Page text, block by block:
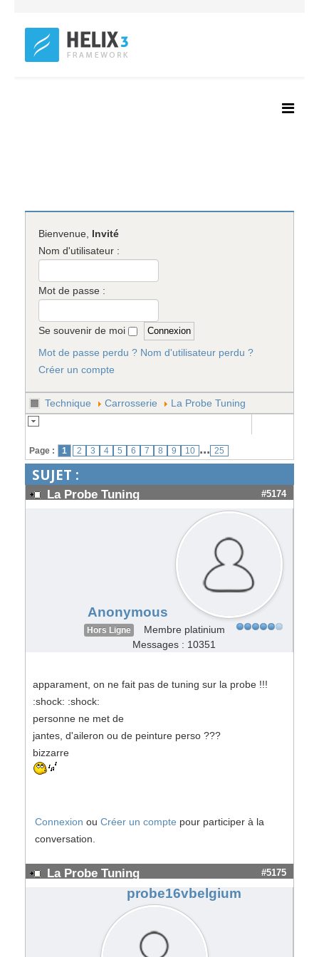
Bienvenue, Invité
Nom d'utilisateur :
Mot de passe :
Se souvenir de moi
Mot de passe perdu ? Nom d'utilisateur perdu ?
Créer un compte
Technique Carrosserie La Probe Tuning
Page : 1 2 3 4 5 6 7 8 9 10 ... 25
SUJET :
La Probe Tuning #5174
Anonymous
Hors Ligne
Membre platinium
Messages : 10351
apparament, on ne fait pas de tuning sur la probe !!!
:shock: :shock:
personne ne met de
jantes, d'aileron ou de peinture perso ???
bizzarre
Connexion ou Créer un compte pour participer à la
conversation.
La Probe Tuning #5175
probe16vbelgium